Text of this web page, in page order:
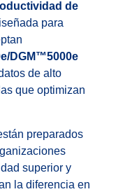
de
para
DGM™5000e
de alto
que optimizan
preparados
superior y
la diferencia en